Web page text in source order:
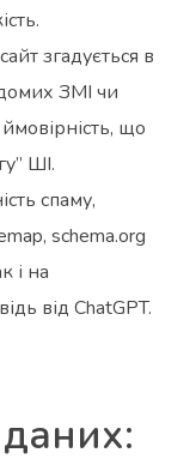
згадується в
ЗМІ чи
що
ШІ.
спаму,
schema.org
і на
від ChatGPT.